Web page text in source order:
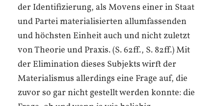
der Identifizierung, als Movens einer in Staat
und Partei materialisierten allumfassenden
und höchsten Einheit auch und nicht zuletzt
von Theorie und Praxis. (S. 62ff., S. 82ff.) Mit
der Elimination dieses Subjekts wirft der
Materialismus allerdings eine Frage auf, die
zuvor so gar nicht gestellt werden konnte: die